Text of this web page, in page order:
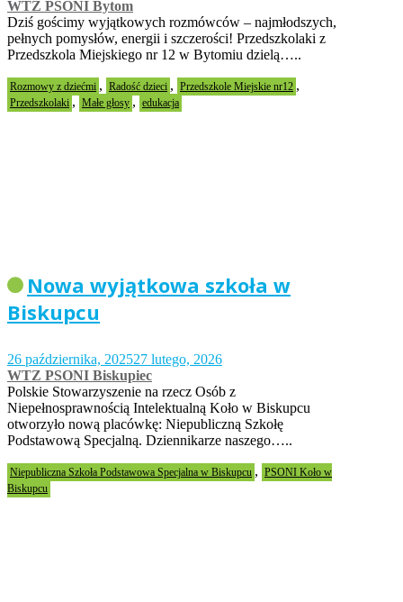
WTZ PSONI Bytom
Dziś gościmy wyjątkowych rozmówców – najmłodszych,
pełnych pomysłów, energii i szczerości! Przedszkolaki z
Przedszkola Miejskiego nr 12 w Bytomiu dzielą…..
Rozmowy z dziećmi , Radość dzieci , Przedszkole Miejskie nr12 ,
Przedszkolaki , Małe głosy , edukacja
Nowa wyjątkowa szkoła w
Biskupcu
26 października, 202527 lutego, 2026
WTZ PSONI Biskupiec
Polskie Stowarzyszenie na rzecz Osób z
Niepełnosprawnością Intelektualną Koło w Biskupcu
otworzyło nową placówkę: Niepubliczną Szkołę
Podstawową Specjalną. Dziennikarze naszego…..
Niepubliczna Szkoła Podstawowa Specjalna w Biskupcu , PSONI Koło w
Biskupcu